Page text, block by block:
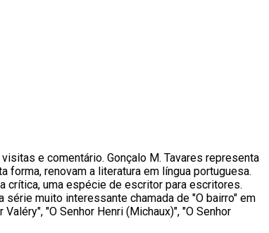
e comentário. Gonçalo M. Tavares representa
forma, renovam a literatura em língua portuguesa.
crítica, uma espécie de escritor para escritores.
muito interessante chamada de "O bairro" em
"O Senhor Henri (Michaux)", "O Senhor